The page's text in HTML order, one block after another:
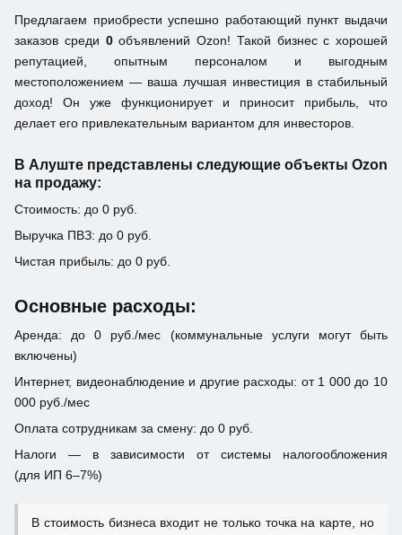
Предлагаем приобрести успешно работающий пункт выдачи
заказов среди 0объявлений Ozon! Такой бизнес с хорошей
репутацией, опытным персоналом и выгодным
местоположением — ваша лучшая инвестиция в стабильный
доход! Он уже функционирует и приносит прибыль, что
делает его привлекательным вариантом для инвесторов.
В Алуште представлены следующие объекты Ozon
на продажу:
Стоимость: до 0 руб.
Выручка ПВЗ: до 0 руб.
Чистая прибыль: до 0 руб.
Основные расходы:
Аренда: до 0 руб./мес (коммунальные услуги могут быть
включены)
Интернет, видеонаблюдение и другие расходы: от 1 000 до 10
000 руб./мес
Оплата сотрудникам за смену: до 0 руб.
Налоги — в зависимости от системы налогообложения
(для ИП 6–7%)
В стоимость бизнеса входит не только точка на карте, но